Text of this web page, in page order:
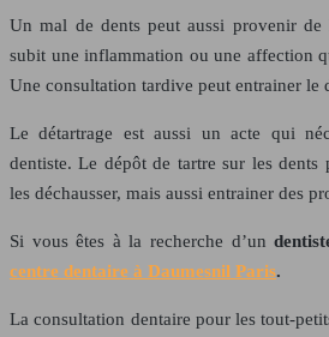
Un mal de dents peut aussi provenir de
subit une inflammation ou une affection
Une consultation tardive peut entrainer le
Le détartrage est aussi un acte qui
dentiste. Le dépôt de tartre sur les
les déchausser, mais aussi entrainer des
Si vous êtes à la recherche d’un
centre dentaire à Daumesnil Paris.
La consultation dentaire pour les tout-